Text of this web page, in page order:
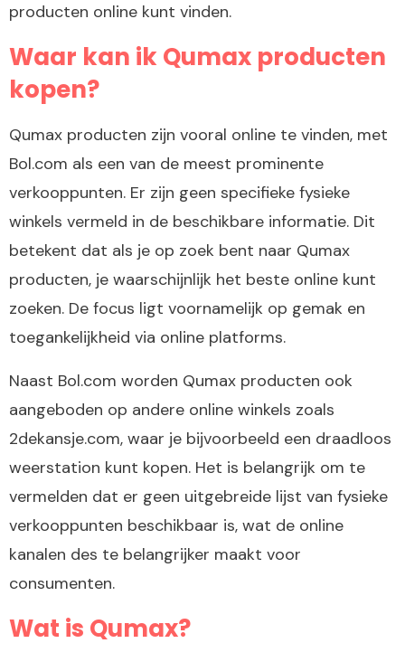
producten online kunt vinden.
Waar kan ik Qumax producten
kopen?
Qumax producten zijn vooral online te vinden, met
Bol.com als een van de meest prominente
verkooppunten. Er zijn geen specifieke fysieke
winkels vermeld in de beschikbare informatie. Dit
betekent dat als je op zoek bent naar Qumax
producten, je waarschijnlijk het beste online kunt
zoeken. De focus ligt voornamelijk op gemak en
toegankelijkheid via online platforms.
Naast Bol.com worden Qumax producten ook
aangeboden op andere online winkels zoals
2dekansje.com, waar je bijvoorbeeld een draadloos
weerstation kunt kopen. Het is belangrijk om te
vermelden dat er geen uitgebreide lijst van fysieke
verkooppunten beschikbaar is, wat de online
kanalen des te belangrijker maakt voor
consumenten.
Wat is Qumax?